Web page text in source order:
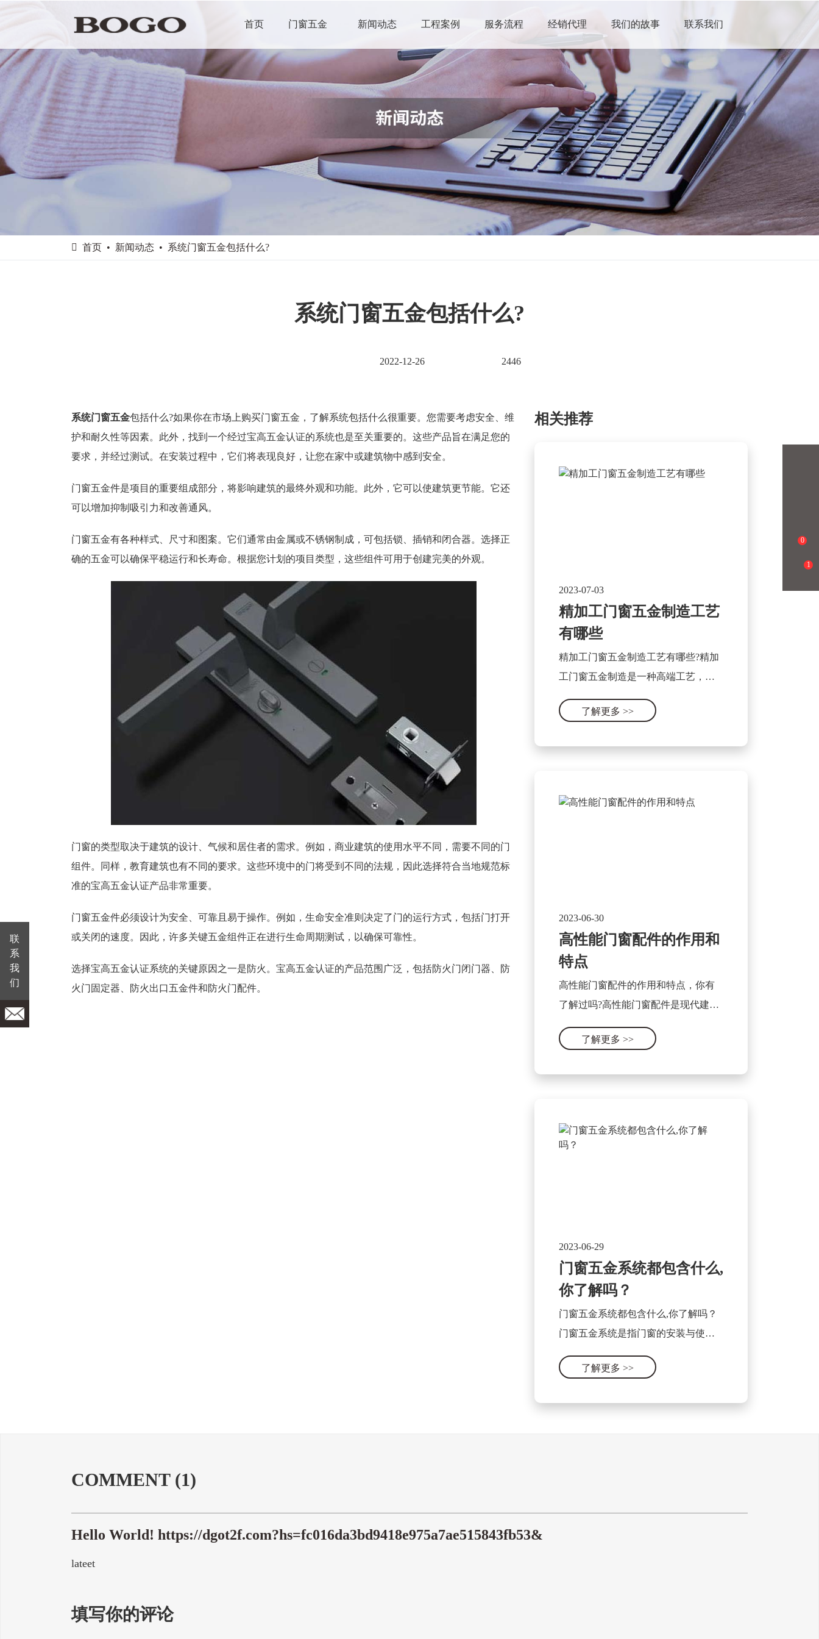
首页 门窗五金 新闻动态 工程案例 服务流程 经销代理 我们的故事 联系我们
首页 新闻动态 系统门窗五金包括什么?
系统门窗五金包括什么?
2022-12-26 2446
系统门窗五金包括什么?如果你在市场上购买门窗五金，了解系统包括什么很重要。您需要考虑安全、维
护和耐久性等因素。此外，找到一个经过宝高五金认证的系统也是至关重要的。这些产品旨在满足您的
要求，并经过测试。在安装过程中，它们将表现良好，让您在家中或建筑物中感到安全。
门窗五金件是项目的重要组成部分，将影响建筑的最终外观和功能。此外，它可以使建筑更节能。它还
可以增加抑制吸引力和改善通风。
门窗五金有各种样式、尺寸和图案。它们通常由金属或不锈钢制成，可包括锁、插销和闭合器。选择正
确的五金可以确保平稳运行和长寿命。根据您计划的项目类型，这些组件可用于创建完美的外观。
门窗的类型取决于建筑的设计、气候和居住者的需求。例如，商业建筑的使用水平不同，需要不同的门
组件。同样，教育建筑也有不同的要求。这些环境中的门将受到不同的法规，因此选择符合当地规范标
准的宝高五金认证产品非常重要。
门窗五金件必须设计为安全、可靠且易于操作。例如，生命安全准则决定了门的运行方式，包括门打开
或关闭的速度。因此，许多关键五金组件正在进行生命周期测试，以确保可靠性。
选择宝高五金认证系统的关键原因之一是防火。宝高五金认证的产品范围广泛，包括防火门闭门器、防
火门固定器、防火出口五金件和防火门配件。
相关推荐
2023-07-03
精加工门窗五金制造工艺
有哪些
精加工门窗五金制造工艺有哪些?精加
工门窗五金制造是一种高端工艺，主
种工艺主要包含以下几个方面：
了解更多 >>
2023-06-30
高性能门窗配件的作用和
特点
高性能门窗配件的作用和特点，你有
了解过吗?高性能门窗配件是现代建筑
可以显著提升门窗的使用性能和安全
了解更多 >>
2023-06-29
门窗五金系统都包含什么,
你了解吗？
门窗五金系统都包含什么,你了解吗？
门窗五金系统是指门窗的安装与使用
设备的集合体。它包含了门窗的开
了解更多 >>
COMMENT (1)
Hello World! https://dgot2f.com?hs=fc016da3bd9418e975a7ae515843fb53&
lateet
填写你的评论
0
1
联
系
我
们